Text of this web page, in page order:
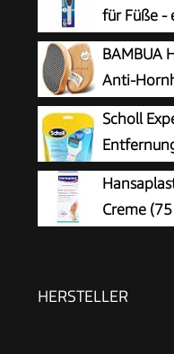
für Füße -
raue
Reibefläche,
weiche Füße,
BAMBUA
Anti-
Entfernen
schöne Füße -
Professionelle
Fußpflege (Schwarz)
Scholl
schnell &
Meeresmineralien
Creme
sehr trockene Haut
HERSTELLER